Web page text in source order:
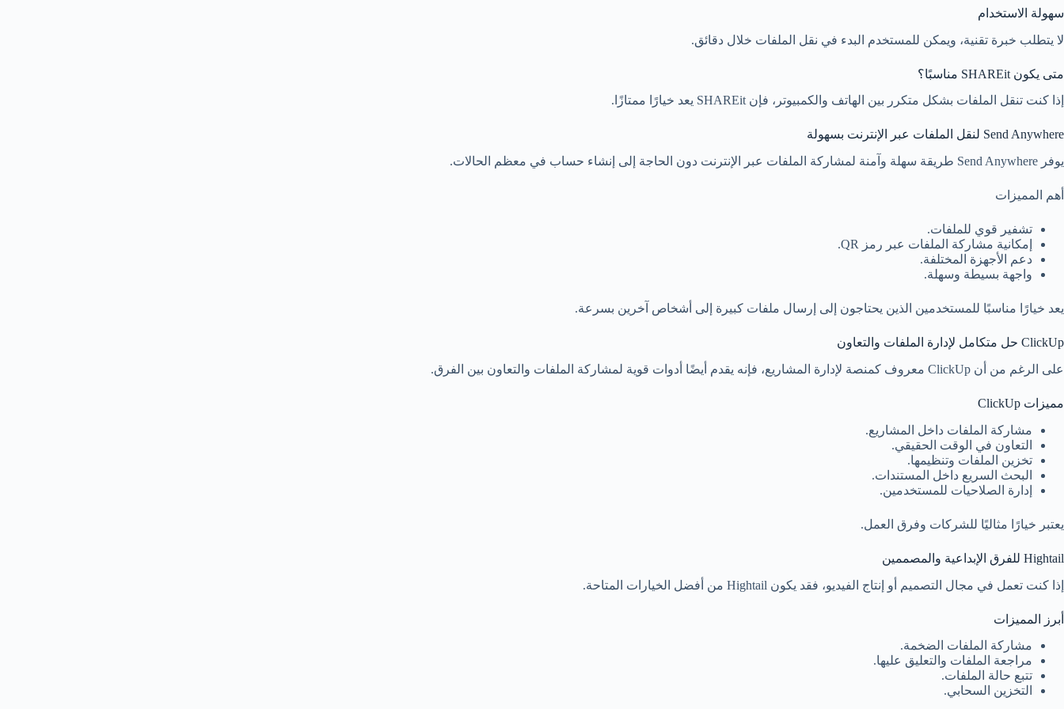
سهولة الاستخدام
لا يتطلب خبرة تقنية، ويمكن للمستخدم البدء في نقل الملفات خلال دقائق.
متى يكون SHAREit مناسبًا؟
إذا كنت تنقل الملفات بشكل متكرر بين الهاتف والكمبيوتر، فإن SHAREit يعد خيارًا ممتازًا.
Send Anywhere لنقل الملفات عبر الإنترنت بسهولة
يوفر Send Anywhere طريقة سهلة وآمنة لمشاركة الملفات عبر الإنترنت دون الحاجة إلى إنشاء حساب في معظم الحالات.
أهم المميزات
تشفير قوي للملفات.
إمكانية مشاركة الملفات عبر رمز QR.
دعم الأجهزة المختلفة.
واجهة بسيطة وسهلة.
يعد خيارًا مناسبًا للمستخدمين الذين يحتاجون إلى إرسال ملفات كبيرة إلى أشخاص آخرين بسرعة.
ClickUp حل متكامل لإدارة الملفات والتعاون
على الرغم من أن ClickUp معروف كمنصة لإدارة المشاريع، فإنه يقدم أيضًا أدوات قوية لمشاركة الملفات والتعاون بين الفرق.
مميزات ClickUp
مشاركة الملفات داخل المشاريع.
التعاون في الوقت الحقيقي.
تخزين الملفات وتنظيمها.
البحث السريع داخل المستندات.
إدارة الصلاحيات للمستخدمين.
يعتبر خيارًا مثاليًا للشركات وفرق العمل.
Hightail للفرق الإبداعية والمصممين
إذا كنت تعمل في مجال التصميم أو إنتاج الفيديو، فقد يكون Hightail من أفضل الخيارات المتاحة.
أبرز المميزات
مشاركة الملفات الضخمة.
مراجعة الملفات والتعليق عليها.
تتبع حالة الملفات.
التخزين السحابي.